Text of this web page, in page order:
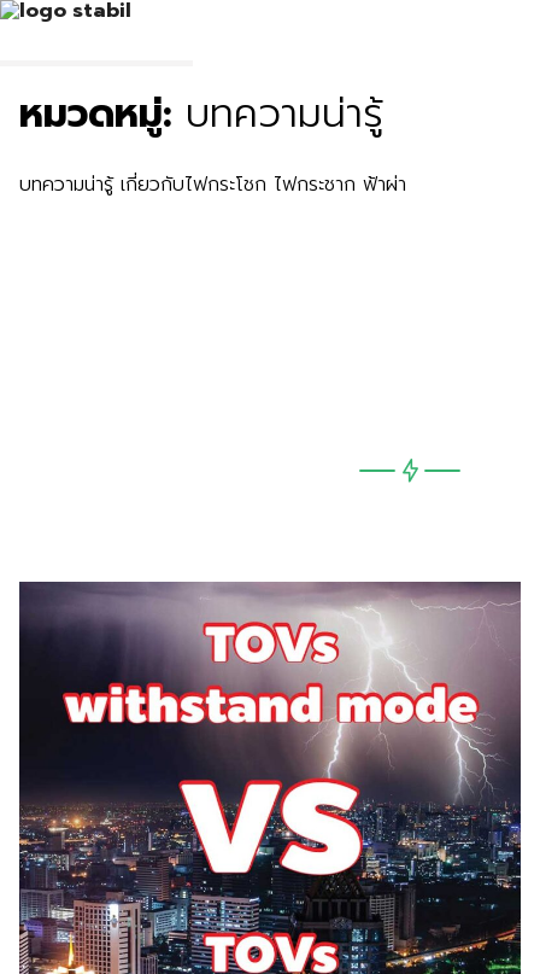
หมวดหมู่: บทความน่ารู้
บทความน่ารู้ เกี่ยวกับไฟกระโชก ไฟกระชาก ฟ้าผ่า